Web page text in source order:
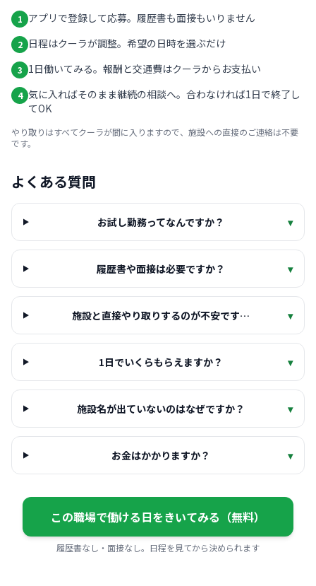
1 アプリで登録して応募。履歴書も面接もいりません
2 日程はクーラが調整。希望の日時を選ぶだけ
3 1日働いてみる。報酬と交通費はクーラからお支払い
4 気に入ればそのまま継続の相談へ。合わなければ1日で終了し
てOK
やり取りはすべてクーラが間に入りますので、施設への直接のご連絡は不要
です。
よくある質問
お試し勤務ってなんですか？ ▾
履歴書や面接は必要ですか？ ▾
施設と直接やり取りするのが不安です… ▾
1日でいくらもらえますか？ ▾
施設名が出ていないのはなぜですか？ ▾
お金はかかりますか？ ▾
この職場で働ける日をきいてみる（無料）
履歴書なし・面接なし。日程を見てから決められます